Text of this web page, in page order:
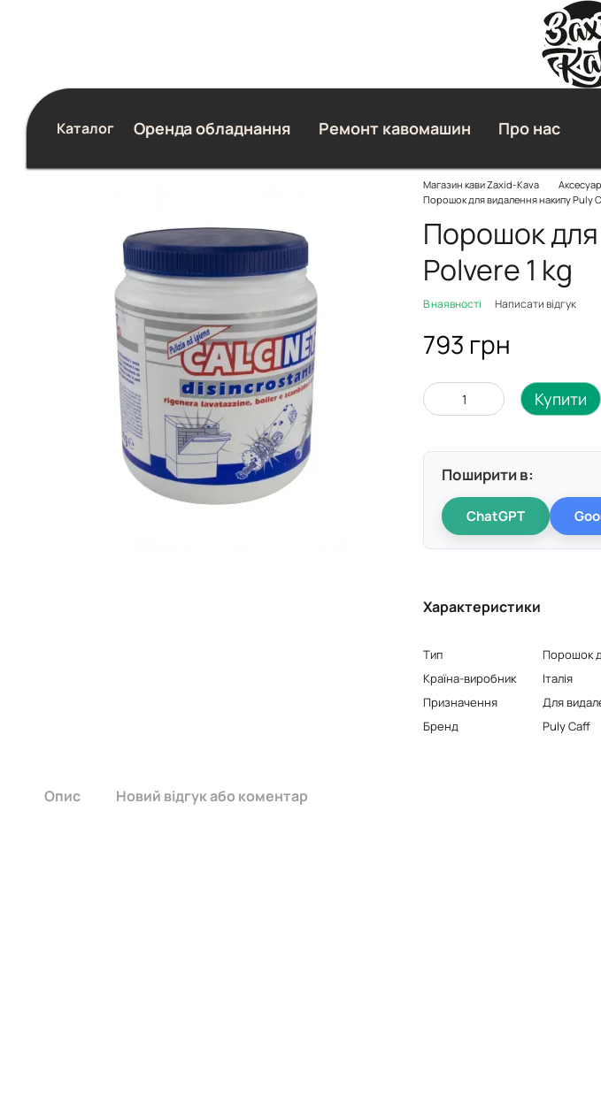
Каталог Оренда обладнання Ремонт кавомашин
Про нас
Магазин кави Zaxid-Kava
Порошок для видалення накипу Puly
Порошок
Polvere 1 kg
В наявності Написати відгук
793 грн
Купити
Поширити в:
ChatGPT
Характеристики
Тип
Порошок
Країна-виробник
Італія
Призначення
Для
Бренд
Puly Caff
Опис Новий відгук або коментар